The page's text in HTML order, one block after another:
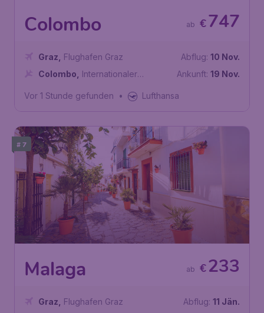
Colombo €747
ab
Graz
Flughafen Graz
Colombo
Internationaler
Abflug: 10 Nov.
Ankunft: 19 Nov.
Vor 1 Stunde gefunden • Lufthansa
# 7
Malaga €233
ab
Graz
Flughafen Graz
Abflug: 11 Jän.